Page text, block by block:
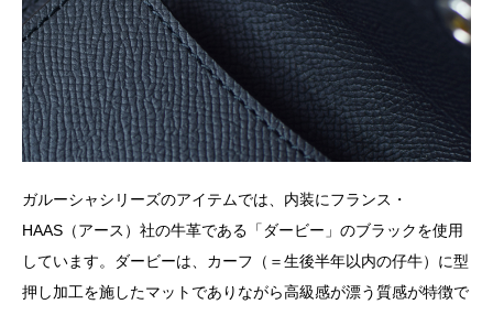
ガルーシャシリーズのアイテムでは、内装にフランス・
HAAS（アース）社の牛革である「ダービー」のブラックを使用
しています。ダービーは、カーフ（＝生後半年以内の仔牛）に型
押し加工を施したマットでありながら高級感が漂う質感が特徴で